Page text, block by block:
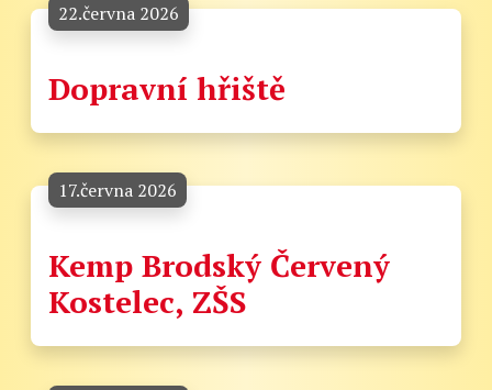
22.června 2026
Dopravní hřiště
17.června 2026
Kemp Brodský Červený
Kostelec, ZŠS